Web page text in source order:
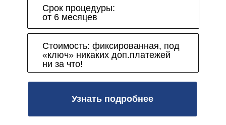
Узнать подробнее
Стоимость: фиксированная, под
«ключ» ‭ никаких доп.платежей
ни за что!
Срок процедуры:
от 6 месяцев